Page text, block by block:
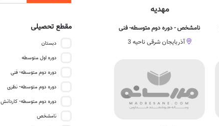
مقطع تحصیلی
دبستان
دوره اول متوسطه
دوره دوم متوسطه- فنی
دوره دوم متوسطه- نظری
دوره دوم متوسطه- کاردانش
نامشخص
مهدیه
نامشخص - دوره دوم متوسطه- فنی
آذربایجان شرقی ناحیه 3